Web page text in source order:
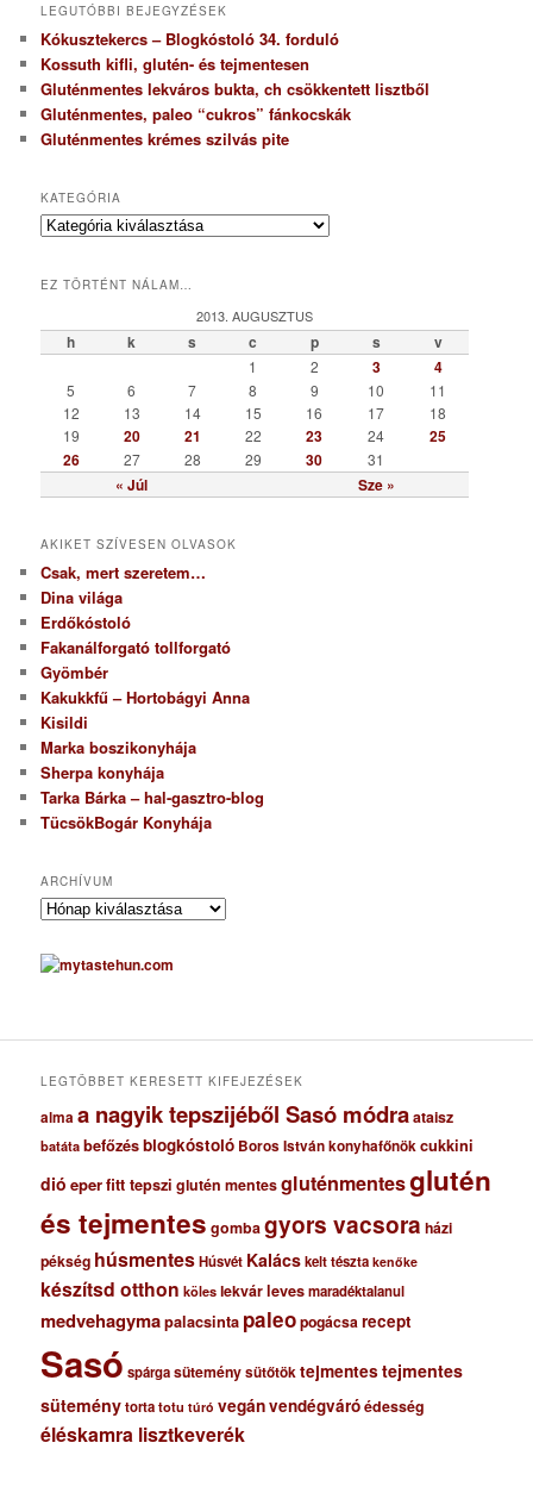
LEGUTÓBBI BEJEGYZÉSEK
Kókusztekercs – Blogkóstoló 34. forduló
Kossuth kifli, glutén- és tejmentesen
Gluténmentes lekváros bukta, ch csökkentett lisztből
Gluténmentes, paleo “cukros” fánkocskák
Gluténmentes krémes szilvás pite
KATEGÓRIA
K
e
ó
r
EZ TÖRTÉNT NÁLAM…
2013. AUGUSZTUS
h k s c p s v
« Júl Sze »
1 2 3 4
5 6 7 8 9 10
11
12
13 14 15 16 17
18
19
20 21 22 23 24
25
26
27 28 29 30 31
AKIKET SZÍVESEN OLVASOK
Csak, mert szeretem…
Dina világa
Erdőkóstoló
Fakanálforgató tollforgató
Gyömbér
Kakukkfű – Hortobágyi Anna
Kisildi
Marka boszikonyhája
Sherpa konyhája
Tarka Bárka – hal-gasztro-blog
TücsökBogár Konyhája
ARCHÍVUM
A
c
h
u
LEGTÖBBET KERESETT KIFEJEZÉSEK
almaa nagyik tepszijéből Sasó módraataisz
batáta befőzésblogkóstoló Boros István konyhafőnökcukkini
dió eperfitt tepszi glutén mentesgluténmentesglutén
és tejmentes gombagyors vacsora házi
pékség húsmentesHúsvét Kalácskelt tészta kenőke
készítsd otthon köles lekvárlevesmaradéktalanul
medvehagymapalacsinta paleopogácsarecept
Sasó spárgasüteménysütőtöktejmentestejmentes
süteménytorta totu túró vegánvendégváróédesség
éléskamra lisztkeverék